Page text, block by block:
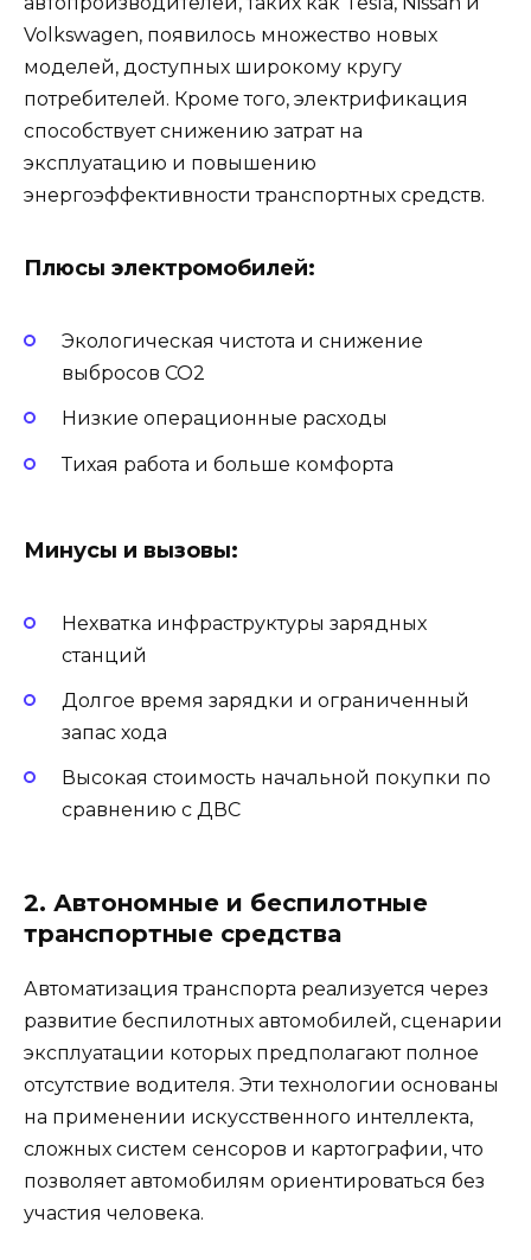
Volkswagen, появилось множество новых
моделей, доступных широкому кругу
потребителей. Кроме того, электрификация
способствует снижению затрат на
эксплуатацию и повышению
энергоэффективности транспортных средств.
Плюсы электромобилей:
Экологическая чистота и снижение
выбросов CO2
Низкие операционные расходы
Тихая работа и больше комфорта
Минусы и вызовы:
Нехватка инфраструктуры зарядных
станций
Долгое время зарядки и ограниченный
запас хода
Высокая стоимость начальной покупки по
сравнению с ДВС
2. Автономные и беспилотные
транспортные средства
Автоматизация транспорта реализуется через
развитие беспилотных автомобилей, сценарии
эксплуатации которых предполагают полное
отсутствие водителя. Эти технологии основаны
на применении искусственного интеллекта,
сложных систем сенсоров и картографии, что
позволяет автомобилям ориентироваться без
участия человека.